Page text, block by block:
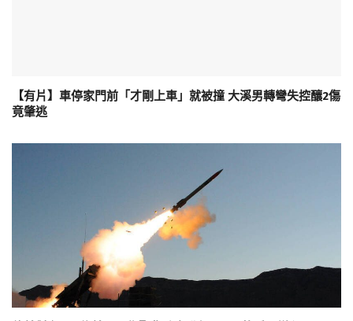
【有片】車停家門前「才剛上車」就被撞 大溪男轉彎失控釀2傷
竟肇逃